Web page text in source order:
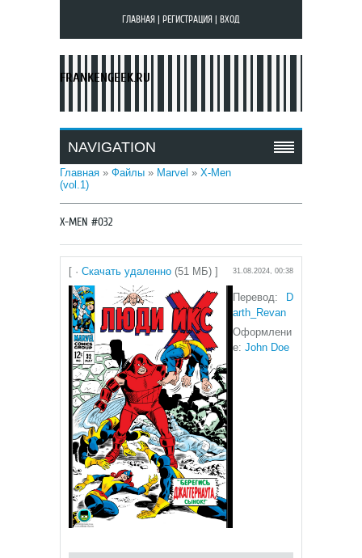
ГЛАВНАЯ РЕГИСТРАЦИЯ ВХОД
FRANKENGEEK.RU
NAVIGATION
Главная » Файлы » Marvel » X-Men
(vol.1)
X-MEN #032
[ · Скачать удаленно (51 МБ) ] 31.08.2024, 00:38
Перевод:
D
arth_Revan
Оформлени
е: John Doe